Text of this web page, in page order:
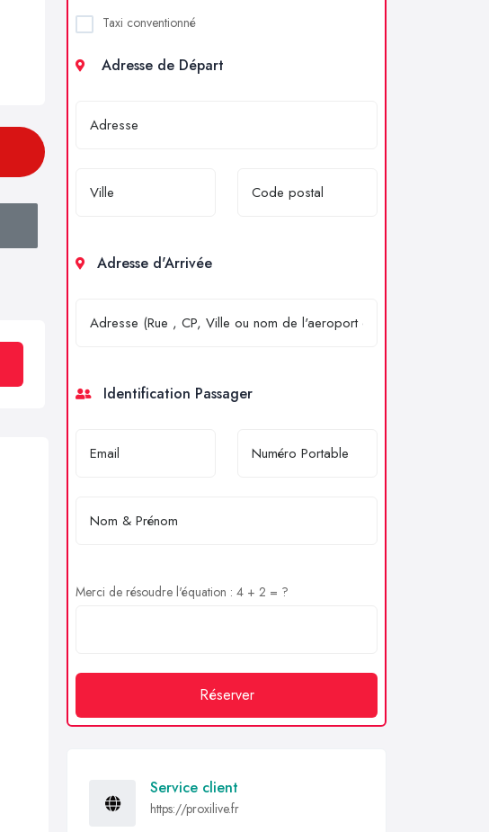
Taxi conventionné
Adresse de Départ
Adresse d'Arrivée
Identification Passager
Merci de résoudre l'équation : 4 + 2 = ?
Réserver
Service client
https://proxilive.fr